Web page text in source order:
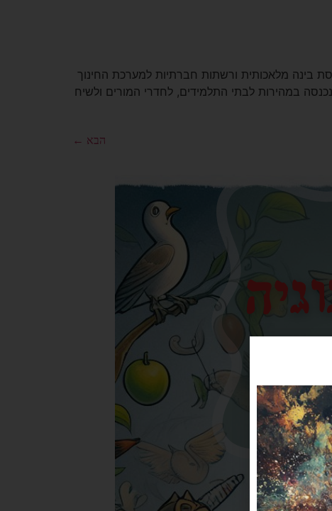
בינה מלאכותית ורשתות חברתיות למערכת החינוך
המלאכותית נכנסה במהירות לבתי התלמידים, לחדרי המורים ולשיח
הבא ←